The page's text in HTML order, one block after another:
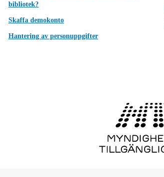
bibliotek?
Skaffa demokonto
Hantering av personuppgifter